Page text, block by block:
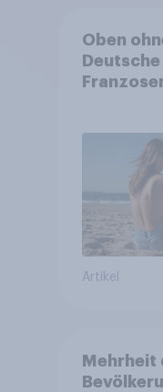
Oben
Artikel
Mehrheit